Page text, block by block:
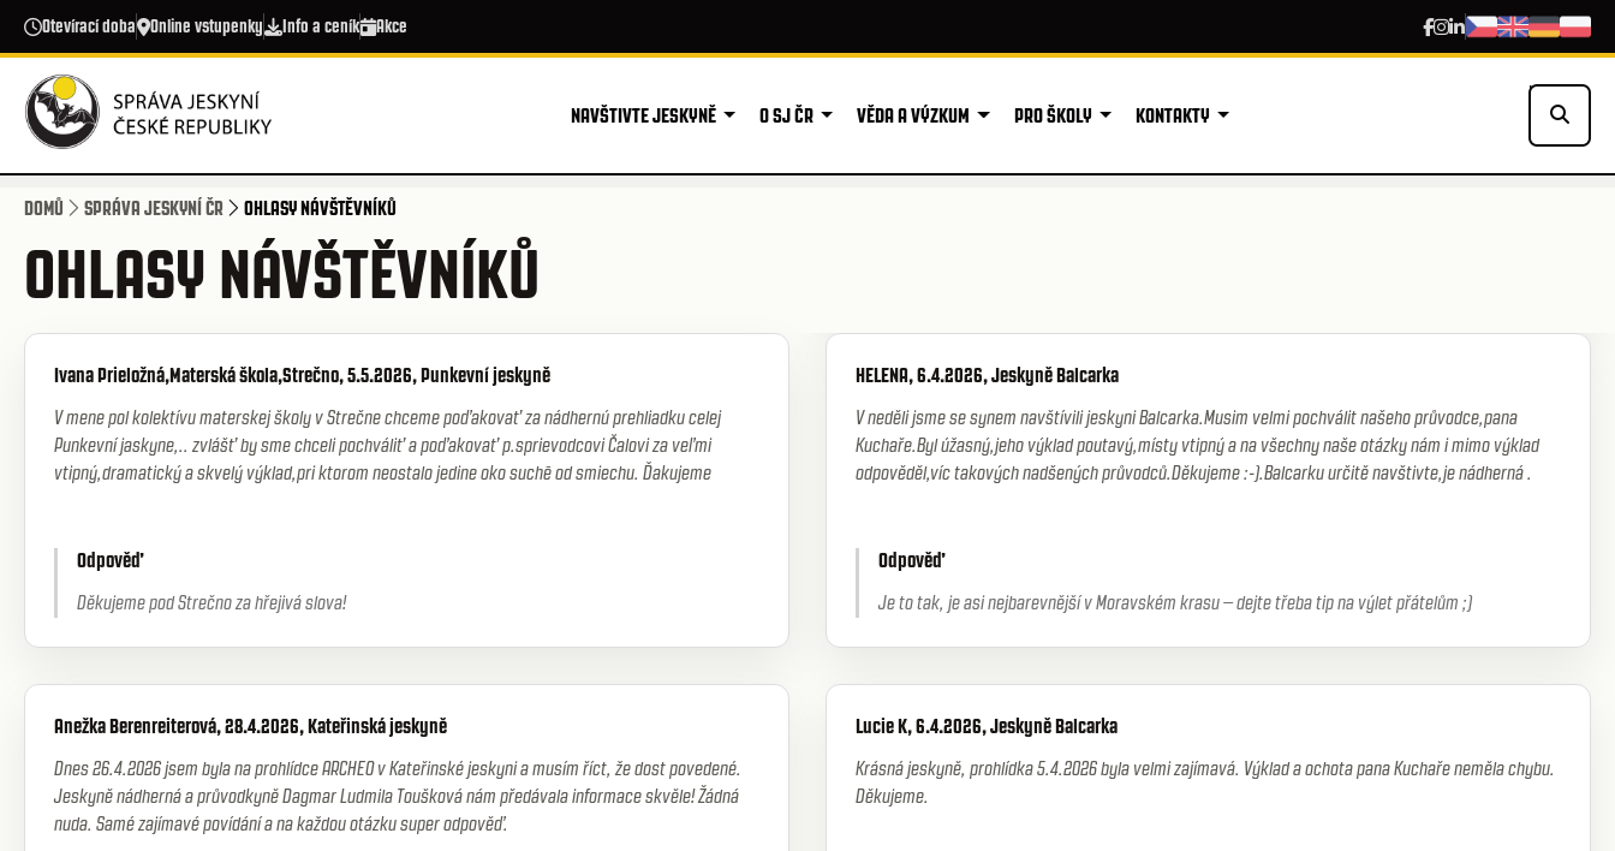
Přejít k hlavnímu obsahu
Otevírací doba Online vstupenky Info a ceník Akce
NAVŠTIVTE JESKYNĚ O SJ ČR VĚDA A VÝZKUM PRO ŠKOLY KONTAKTY
Hledat
DOMŮ SPRÁVA JESKYNÍ ČR OHLASY NÁVŠTĚVNÍKŮ
OHLASY NÁVŠTĚVNÍKŮ
Ivana Prieložná,Materská škola,Strečno, 5.5.2026, Punkevní jeskyně
V mene pol kolektívu materskej školy v Strečne chceme poďakovať za nádhernú prehliadku celej
Punkevní jaskyne,.. zvlášť by sme chceli pochváliť a poďakovať p.sprievodcovi Čalovi za veľmi
vtipný,dramatický a skvelý výklad,pri ktorom neostalo jedine oko suchē od smiechu. Ďakujeme
Odpověď
Děkujeme pod Strečno za hřejivá slova!
Anežka Berenreiterová, 28.4.2026, Kateřinská jeskyně
Dnes 26.4.2026 jsem byla na prohlídce ARCHEO v Kateřinské jeskyni a musím říct, že dost povedené.
Jeskyně nádherná a průvodkyně Dagmar Ludmila Toušková nám předávala informace skvěle! Žádná
nuda. Samé zajímavé povídání a na každou otázku super odpověď.
HELENA, 6.4.2026, Jeskyně Balcarka
V neděli jsme se synem navštívili jeskyni Balcarka.Musim velmi pochválit našeho průvodce,pana
Kuchaře.Byl úžasný,jeho výklad poutavý,místy vtipný a na všechny naše otázky nám i mimo výklad
odpověděl,víc takových nadšených průvodců.Děkujeme :-).Balcarku určitě navštivte,je nádherná .
Odpověď
Je to tak, je asi nejbarevnější v Moravském krasu – dejte třeba tip na výlet přátelům ;)
Lucie K, 6.4.2026, Jeskyně Balcarka
Krásná jeskyně, prohlídka 5.4.2026 byla velmi zajímavá. Výklad a ochota pana Kuchaře neměla chybu.
Děkujeme.